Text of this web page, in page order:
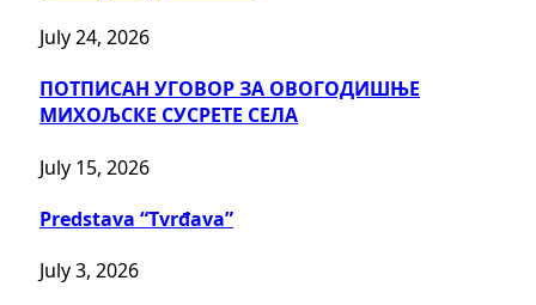
July 24, 2026
ПОТПИСАН УГОВОР ЗА ОВОГОДИШЊЕ
МИХОЉСКЕ СУСРЕТЕ СЕЛА
July 15, 2026
Predstava “Tvrđava”
July 3, 2026